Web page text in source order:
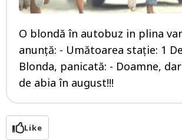
O blondă în autobuz in plina
anunţă: - Umătoarea staţie: 1
Blonda, panicată: - Doamne,
de abia în august!!!
Like